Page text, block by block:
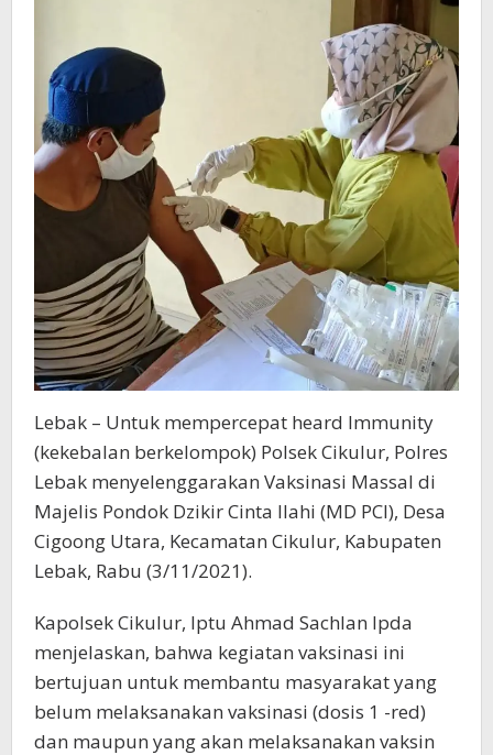
Lebak – Untuk mempercepat heard Immunity
(kekebalan berkelompok) Polsek Cikulur, Polres
Lebak menyelenggarakan Vaksinasi Massal di
Majelis Pondok Dzikir Cinta Ilahi (MD PCI), Desa
Cigoong Utara, Kecamatan Cikulur, Kabupaten
Lebak, Rabu (3/11/2021).
Kapolsek Cikulur, Iptu Ahmad Sachlan Ipda
menjelaskan, bahwa kegiatan vaksinasi ini
bertujuan untuk membantu masyarakat yang
belum melaksanakan vaksinasi (dosis 1 -red)
dan maupun yang akan melaksanakan vaksin